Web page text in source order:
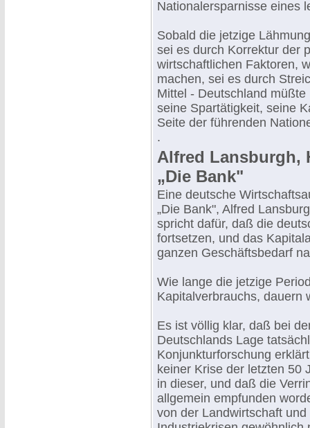
Nationalersparnisse eines
Sobald die jetzige
sei es durch Korrektur der
wirtschaftlichen Faktoren,
machen, sei es durch
Mittel - Deutschland
seine Spartätigkeit, seine
Seite der führenden
.
Alfred Lansburgh,
„Die Bank"
Eine deutsche
„Die Bank", Alfred
spricht dafür, daß die
fortsetzen, und das
ganzen Geschäftsbedarf
Wie lange die jetzige
Kapitalverbrauchs, dauern
Es ist völlig klar, daß bei
Deutschlands Lage
Konjunkturforschung
keiner Krise der letzten 50
in dieser, und daß die
allgemein empfunden
von der Landwirtschaft